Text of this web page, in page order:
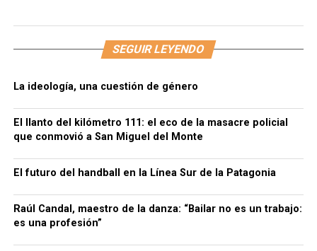
SEGUIR LEYENDO
La ideología, una cuestión de género
El llanto del kilómetro 111: el eco de la masacre policial
que conmovió a San Miguel del Monte
El futuro del handball en la Línea Sur de la Patagonia
Raúl Candal, maestro de la danza: “Bailar no es un trabajo:
es una profesión”